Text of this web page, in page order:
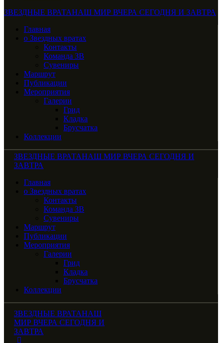
ЗВЕЗДНЫЕ ВРАТАНАШ МИР ВЧЕРА СЕГОДНЯ И ЗАВТРА
Главная
о Звездных вратах
Контакты
Команда ЗВ
Сувениры
Маршрут
Публикации
Мероприятия
Галерии
Грид
Кладка
Брусчатка
Коллекции
ЗВЕЗДНЫЕ ВРАТАНАШ МИР ВЧЕРА СЕГОДНЯ И
ЗАВТРА
Главная
о Звездных вратах
Контакты
Команда ЗВ
Сувениры
Маршрут
Публикации
Мероприятия
Галерии
Грид
Кладка
Брусчатка
Коллекции
ЗВЕЗДНЫЕ ВРАТАНАШ
МИР ВЧЕРА СЕГОДНЯ И
ЗАВТРА